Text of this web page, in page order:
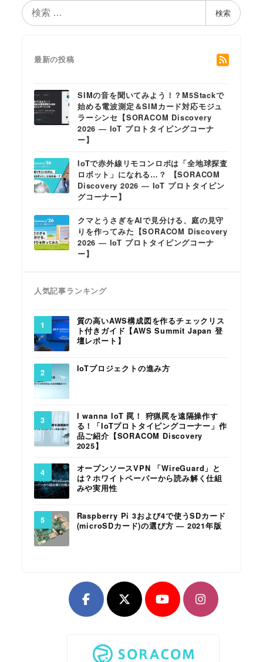
検
索
検索
最新の投稿
SIMの音を聞いてみよう！？M5Stackで
始める電波測定＆SIMカード対応モジュ
ラーシンセ【SORACOM Discovery
2026 ― IoT プロトタイピングコーナ
ー】
IoTで赤外線リモコンロボは「全地球探査
ロボット」になれる…？ 【SORACOM
Discovery 2026 ― IoT プロトタイピン
グコーナー】
クマとうさぎをAIで見分ける、庭の見守
りを作ってみた【SORACOM Discovery
2026 ― IoT プロトタイピングコーナ
ー】
人気記事ランキング
質の高いAWS構成図を作るチェックリス
ト付きガイド【AWS Summit Japan 登
壇レポート】
IoTプロジェクトの進み方
I wanna IoT 罠！ 狩猟罠を遠隔操作す
る！「IoTプロトタイピングコーナー」作
品ご紹介【SORACOM Discovery
2025】
オープンソースVPN 「WireGuard」と
は？ホワイトペーパーから読み解く仕組
みや実用性
Raspberry Pi 3および4で使うSDカード
(microSDカード)の選び方 ― 2021年版